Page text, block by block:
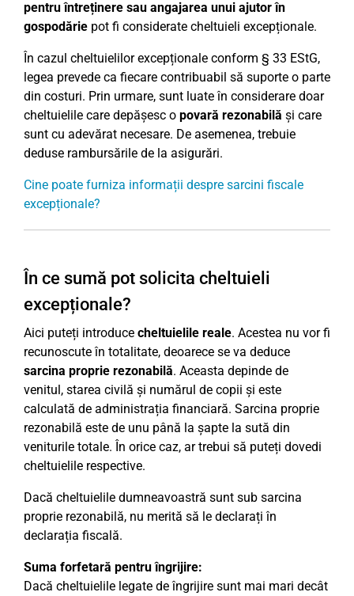
pentru întreținere sau angajarea unui ajutor în
gospodărie pot fi considerate cheltuieli excepționale.
În cazul cheltuielilor excepționale conform § 33 EStG,
legea prevede ca fiecare contribuabil să suporte o parte
din costuri. Prin urmare, sunt luate în considerare doar
cheltuielile care depășesc o povară rezonabilă și care
sunt cu adevărat necesare. De asemenea, trebuie
deduse rambursările de la asigurări.
Cine poate furniza informații despre sarcini fiscale
excepționale?
În ce sumă pot solicita cheltuieli
excepționale?
Aici puteți introduce cheltuielile reale. Acestea nu vor fi
recunoscute în totalitate, deoarece se va deduce
sarcina proprie rezonabilă. Aceasta depinde de
venitul, starea civilă și numărul de copii și este
calculată de administrația financiară. Sarcina proprie
rezonabilă este de unu până la șapte la sută din
veniturile totale. În orice caz, ar trebui să puteți dovedi
cheltuielile respective.
Dacă cheltuielile dumneavoastră sunt sub sarcina
proprie rezonabilă, nu merită să le declarați în
declarația fiscală.
Suma forfetară pentru îngrijire:
Dacă cheltuielile legate de îngrijire sunt mai mari decât